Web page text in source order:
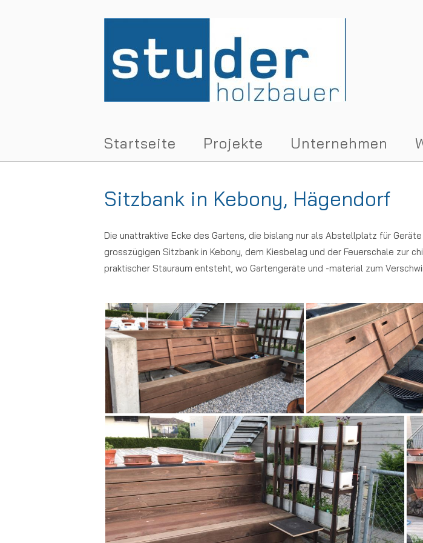
Startseite Projekte Unternehmen
Sitzbank in Kebony, Hägendorf
Die unattraktive Ecke des Gartens, die bislang nur als Abstellplatz für
grosszügigen Sitzbank in Kebony, dem Kiesbelag und der Feuerschale zur
praktischer Stauraum entsteht, wo Gartengeräte und -material zum